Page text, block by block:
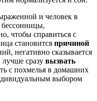
и человек в
бессонницы,
чтобы справиться с
становится причиной
негативно сказывается
сразу вызвать
с похмелья в домашних
выбором